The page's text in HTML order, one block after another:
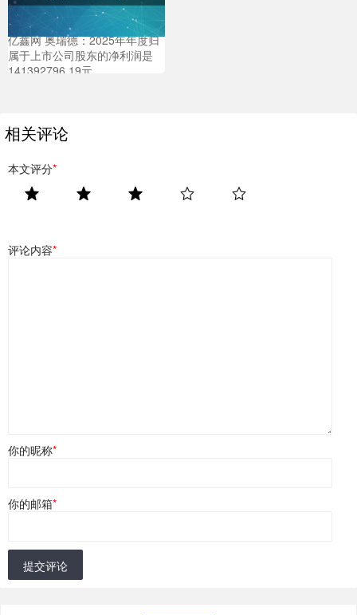
亿鑫网 奥瑞德：2025年年度归
属于上市公司股东的净利润是
141392796.19元
相关评论
本文评分*
评论内容*
你的昵称*
你的邮箱*
提交评论